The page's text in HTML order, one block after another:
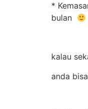
*
bulan
kalau
anda